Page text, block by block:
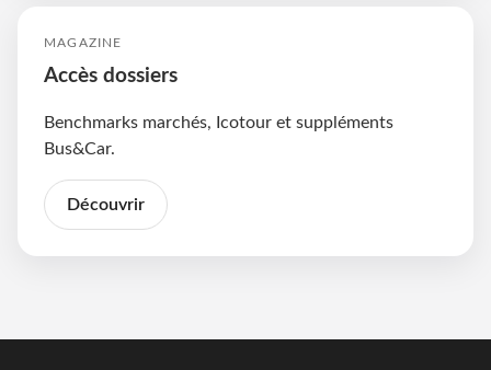
MAGAZINE
Accès dossiers
Benchmarks marchés, Icotour et suppléments
Bus&Car.
Découvrir